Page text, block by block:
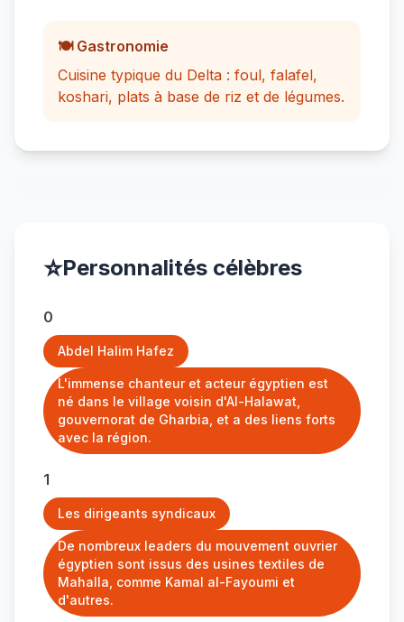
🍽️ Gastronomie
Cuisine typique du Delta : foul, falafel,
koshari, plats à base de riz et de légumes.
⭐Personnalités célèbres
0
Abdel Halim Hafez
L'immense chanteur et acteur égyptien est
né dans le village voisin d'Al-Halawat,
gouvernorat de Gharbia, et a des liens forts
avec la région.
1
Les dirigeants syndicaux
De nombreux leaders du mouvement ouvrier
égyptien sont issus des usines textiles de
Mahalla, comme Kamal al-Fayoumi et
d'autres.